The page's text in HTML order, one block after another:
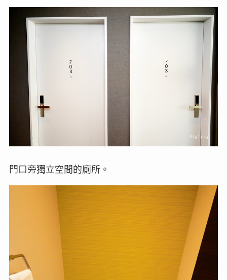
門口旁獨立空間的廁所。